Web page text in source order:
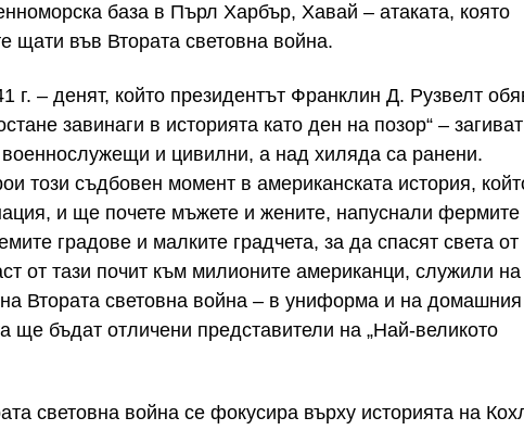
база в Пърл Харбър, Хавай – атаката, която
щати във Втората световна война.
г. – денят, който президентът Франклин Д. Рузвелт
завинаги в историята като ден на позор“ –
и цивилни, а над хиляда са ранени.
този съдбовен момент в американската история,
и ще почете мъжете и жените, напуснали фермите
градове и малките градчета, за да спасят света от
от тази почит към милионите американци, служили на
Втората световна война – в униформа и на домашния
ще бъдат отличени представители на „Най-великото
световна война се фокусира върху историята на